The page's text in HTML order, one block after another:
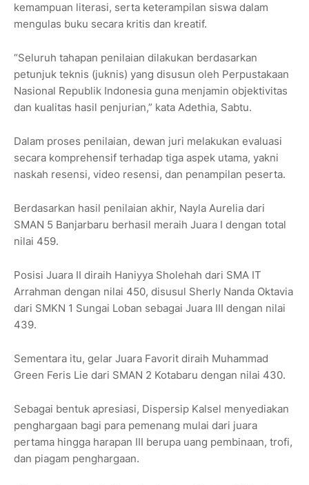
kemampuan literasi, serta keterampilan siswa dalam
mengulas buku secara kritis dan kreatif.
“Seluruh tahapan penilaian dilakukan berdasarkan
petunjuk teknis (juknis) yang disusun oleh Perpustakaan
Nasional Republik Indonesia guna menjamin objektivitas
dan kualitas hasil penjurian,” kata Adethia, Sabtu.
Dalam proses penilaian, dewan juri melakukan evaluasi
secara komprehensif terhadap tiga aspek utama, yakni
naskah resensi, video resensi, dan penampilan peserta.
Berdasarkan hasil penilaian akhir, Nayla Aurelia dari
SMAN 5 Banjarbaru berhasil meraih Juara I dengan total
nilai 459.
Posisi Juara II diraih Haniyya Sholehah dari SMA IT
Arrahman dengan nilai 450, disusul Sherly Nanda Oktavia
dari SMKN 1 Sungai Loban sebagai Juara III dengan nilai
439.
Sementara itu, gelar Juara Favorit diraih Muhammad
Green Feris Lie dari SMAN 2 Kotabaru dengan nilai 430.
Sebagai bentuk apresiasi, Dispersip Kalsel menyediakan
penghargaan bagi para pemenang mulai dari juara
pertama hingga harapan III berupa uang pembinaan, trofi,
dan piagam penghargaan.